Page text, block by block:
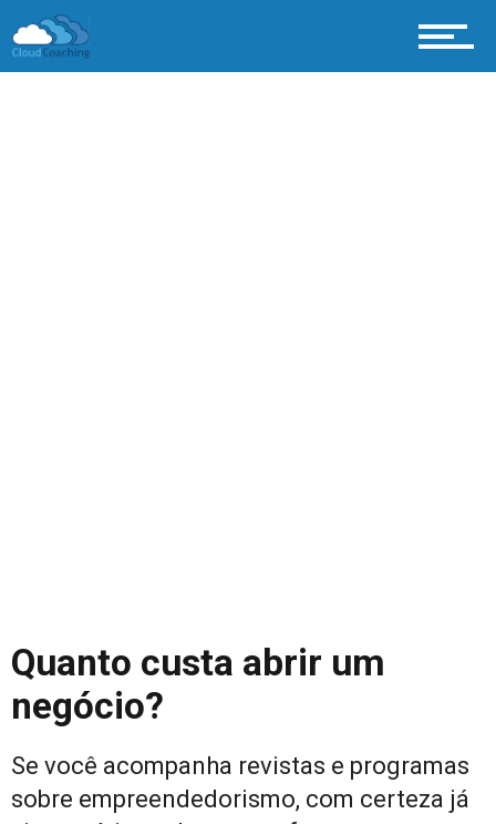
Quanto custa abrir um
negócio?
Se você acompanha revistas e programas
sobre empreendedorismo, com certeza já